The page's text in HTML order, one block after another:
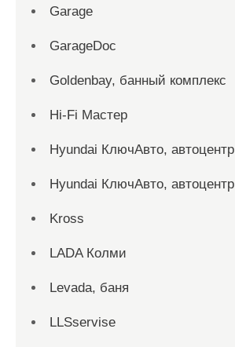
Garage
GarageDoc
Goldenbay, банный комплекс
Hi-Fi Мастер
Hyundai КлючАвто, автоцентр
Hyundai КлючАвто, автоцентр
Kross
LADA Колми
Levada, баня
LLSservise